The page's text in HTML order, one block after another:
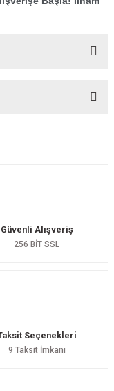
Güvenli Alışveriş
256 BİT SSL
Seçenekleri
9 Taksit İmkanı